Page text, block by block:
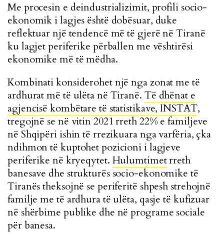
Me procesin e deindustrializimit, profili socio-
ekonomik i lagjes është dobësuar, duke
reflektuar një tendencë më të gjerë në Tiranë
ku lagjet periferike përballen me vështirësi
ekonomike më të mëdha.
Kombinati konsiderohet një nga zonat me të
ardhurat më të ulëta në Tiranë. Të dhënat e
agjencisë kombëtare të statistikave, INSTAT,
tregojnë se në vitin 2021 rreth 22% e familjeve
në Shqipëri ishin të rrezikuara nga varfëria, çka
ndihmon të kuptohet pozicioni i lagjeve
periferike në kryeqytet. Hulumtimetrreth
banesave dhe strukturës socio-ekonomike të
Tiranës theksojnë se periferitë shpesh strehojnë
familje me të ardhura të ulëta, qasje të kufizuar
në shërbime publike dhe në programe sociale
për banesa.